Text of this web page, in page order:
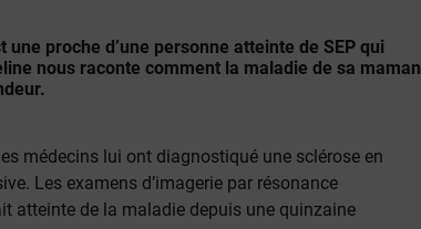
une proche d’une personne atteinte de SEP qui
nous raconte comment la maladie de sa maman
médecins lui ont diagnostiqué une sclérose en
Les examens d’imagerie par résonance
atteinte de la maladie depuis une quinzaine